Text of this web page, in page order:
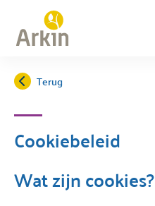
Terug
Cookiebeleid
Wat zijn cookies?